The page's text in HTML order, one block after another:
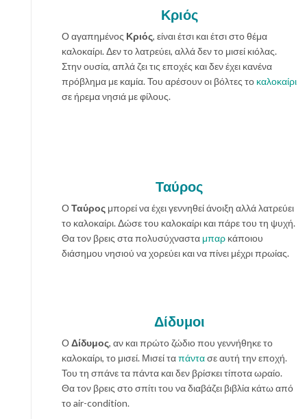
Κριός
Ο αγαπημένος Κριός, είναι έτσι και έτσι στο θέμα
καλοκαίρι. Δεν το λατρεύει, αλλά δεν το μισεί κιόλας.
Στην ουσία, απλά ζει τις εποχές και δεν έχει κανένα
πρόβλημα με καμία. Του αρέσουν οι βόλτες το καλοκαίρι
σε ήρεμα νησιά με φίλους.
Ταύρος
ΟΤαύρος μπορεί να έχει γεννηθεί άνοιξη αλλά λατρεύει
το καλοκαίρι. Δώσε του καλοκαίρι και πάρε του τη ψυχή.
Θα τον βρεις στα πολυσύχναστα μπαρ κάποιου
διάσημου νησιού να χορεύει και να πίνει μέχρι πρωίας.
Δίδυμοι
ΟΔίδυμος, αν και πρώτο ζώδιο που γεννήθηκε το
καλοκαίρι, το μισεί. Μισεί ταπάντασε αυτή την εποχή.
Του τη σπάνε τα πάντα και δεν βρίσκει τίποτα ωραίο.
Θα τον βρεις στο σπίτι του να διαβάζει βιβλία κάτω από
το air-condition.